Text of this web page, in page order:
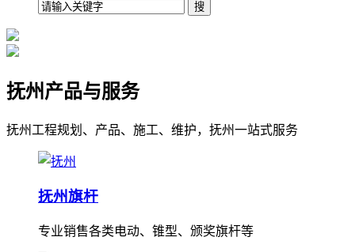
抚州产品与服务
抚州工程规划、产品、施工、维护，抚州一站式服务
抚州旗杆
专业销售各类电动、锥型、颁奖旗杆等